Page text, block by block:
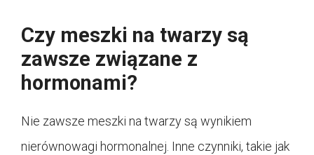
Czy meszki na twarzy są
zawsze związane z
hormonami?
Nie zawsze meszki na twarzy są wynikiem
nierównowagi hormonalnej. Inne czynniki, takie jak